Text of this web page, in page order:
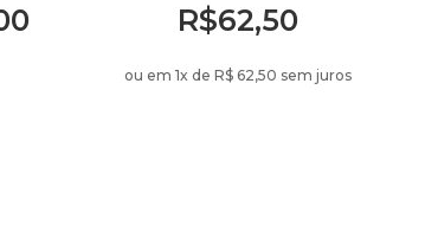
R$62,50
ou em 1x deR$ 62,50 sem juros